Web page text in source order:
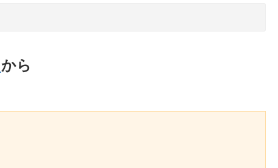
から